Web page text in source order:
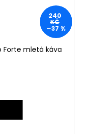
240
KČ
–37 %
Forte mletá káva